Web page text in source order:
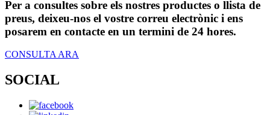
Per a consultes sobre els nostres productes o llista de
preus, deixeu-nos el vostre correu electrònic i ens
posarem en contacte en un termini de 24 hores.
CONSULTA ARA
SOCIAL